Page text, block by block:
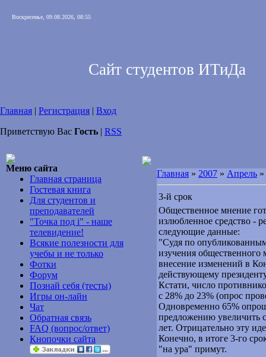
Воскресенье, 09.08.2026, 08:55
Сайт студентов ИТиДа
Главная | Регистрация | Вход
Приветствую Вас Гость | RSS
Меню сайта
Главная страница
Гостевая книга
Для студентов и
преподавателей
"Точка под i" - наше
телевидение!
Всякие полезности для
учебы и не только
Фотки
Форум
Познай себя (тесты)
Игры он-лайн
Чат
Обратная связь
FAQ (вопрос/ответ)
Кнопочки сайта
Главная » 2007 » Апрель »
3-й срок
Общественное мнение
излюбленное средство -
следующие данные:
"Судя по
изучения
внесение изменений в
действующему
Кстати, число
с 28% до 23% (опрос
Одновременно 65%
предложению увеличить
лет. Отрицательно эту
Конечно, в итоге 3-го
"на ура" примут.